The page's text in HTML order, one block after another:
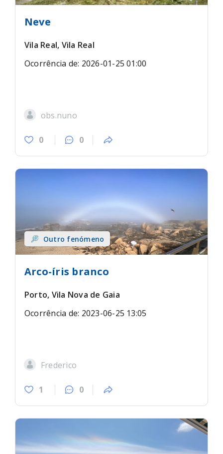
Neve
Vila Real, Vila Real
Ocorrência de: 2026-01-25 01:00
obs.nuno
0 0
Outro fenómeno
Arco-íris branco
Porto, Vila Nova de Gaia
Ocorrência de: 2023-06-25 13:05
Frederico
1 0